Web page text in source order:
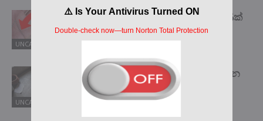
UNCATEGORIZED
ඔබේ අත්ලෙත් මෙවැනි කතිර සලකුණක්
තියෙනවද බලන්න? එහෙනම් ඔබ
සුවිශේෂියි..
UNCATEGORIZED
ගෑස් ගඳක් ආවොත්… කොස්ස අල්ලන්න
එපා කියන්නේ ඇයි? ඒක ඇත්තටම
මොකද වෙන්නේ? මෙන්න ඒ ගැන
ඇසෙන අලුත්ම හෙලිදරව්ව !!